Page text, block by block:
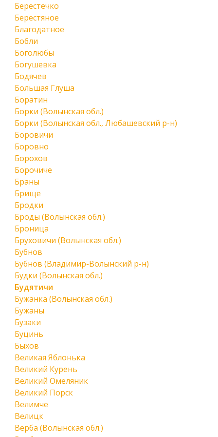
Берестечко
Берестяное
Благодатное
Бобли
Боголюбы
Богушевка
Бодячев
Большая Глуша
Боратин
Борки (Волынская обл.)
Борки (Волынская обл., Любашевский р-н)
Боровичи
Боровно
Борохов
Борочиче
Браны
Брище
Бродки
Броды (Волынская обл.)
Броница
Бруховичи (Волынская обл.)
Бубнов
Бубнов (Владимир-Волынский р-н)
Будки (Волынская обл.)
Будятичи
Бужанка (Волынская обл.)
Бужаны
Бузаки
Буцинь
Быхов
Великая Яблонька
Великий Курень
Великий Омеляник
Великий Порск
Велимче
Велицк
Верба (Волынская обл.)